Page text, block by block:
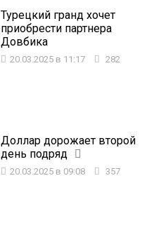
Турецкий гранд хочет
приобрести партнера
Довбика
20.03.2025 в 11:17 282
Доллар дорожает второй
день подряд
20.03.2025 в 09:08 357